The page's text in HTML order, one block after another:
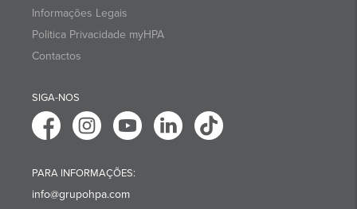
Informações Legais
Politica Privacidade myHPA
Contactos
SIGA-NOS
PARA INFORMAÇÕES:
info@grupohpa.com